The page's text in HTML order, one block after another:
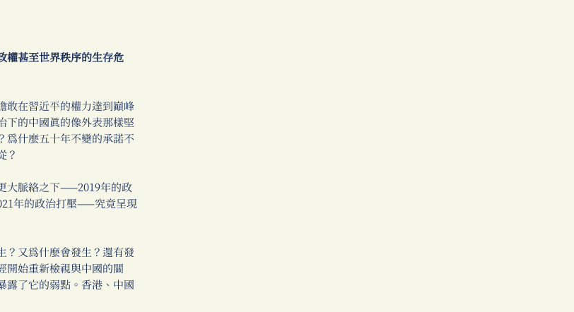
權甚至世界秩序的生存危
在習近平的權力達到巔峰
下的中國真的像外表那樣堅
為什麼五十年不變的承諾不
？
脈絡之下——2019年的政
年的政治打壓——究竟呈現
又為什麼會發生？還有發
開始重新檢視與中國的關
露了它的弱點。香港、中國